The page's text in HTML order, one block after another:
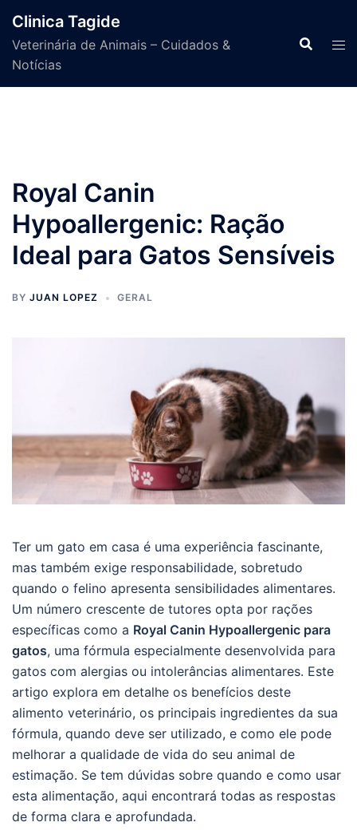
content
Clinica Tagide
Veterinária de Animais – Cuidados &
Notícias
Royal Canin
Hypoallergenic: Ração
Ideal para Gatos Sensíveis
BY JUAN LOPEZ GERAL
Ter um gato em casa é uma experiência fascinante,
mas também exige responsabilidade, sobretudo
quando o felino apresenta sensibilidades alimentares.
Um número crescente de tutores opta por rações
específicas como a Royal Canin Hypoallergenic para
gatos, uma fórmula especialmente desenvolvida para
gatos com alergias ou intolerâncias alimentares. Este
artigo explora em detalhe os benefícios deste
alimento veterinário, os principais ingredientes da sua
fórmula, quando deve ser utilizado, e como ele pode
melhorar a qualidade de vida do seu animal de
estimação. Se tem dúvidas sobre quando e como usar
esta alimentação, aqui encontrará todas as respostas
de forma clara e aprofundada.